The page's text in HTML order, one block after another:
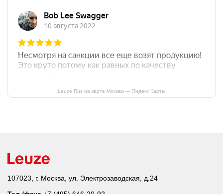
Leuze Rus на карте Москвы — Яндекс Карты
107023, г. Москва, ул. Электрозаводская, д.24